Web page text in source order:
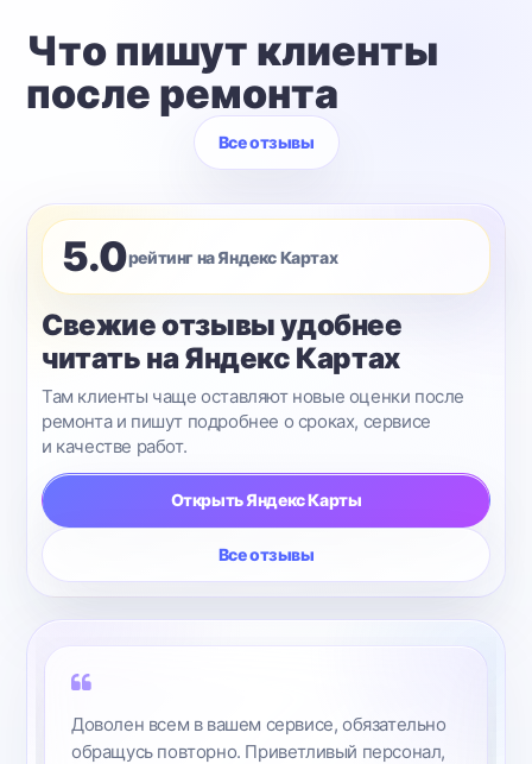
Что пишут клиенты
после ремонта
Все отзывы
5.0рейтинг на Яндекс Картах
Свежие отзывы удобнее
читать на Яндекс Картах
Там клиенты чаще оставляют новые оценки после
ремонта и пишут подробнее о сроках, сервисе
и качестве работ.
Открыть Яндекс Карты
Все отзывы
телефон приносил не я и забирал тоже,
но устройство скорее всего работает хорошо.